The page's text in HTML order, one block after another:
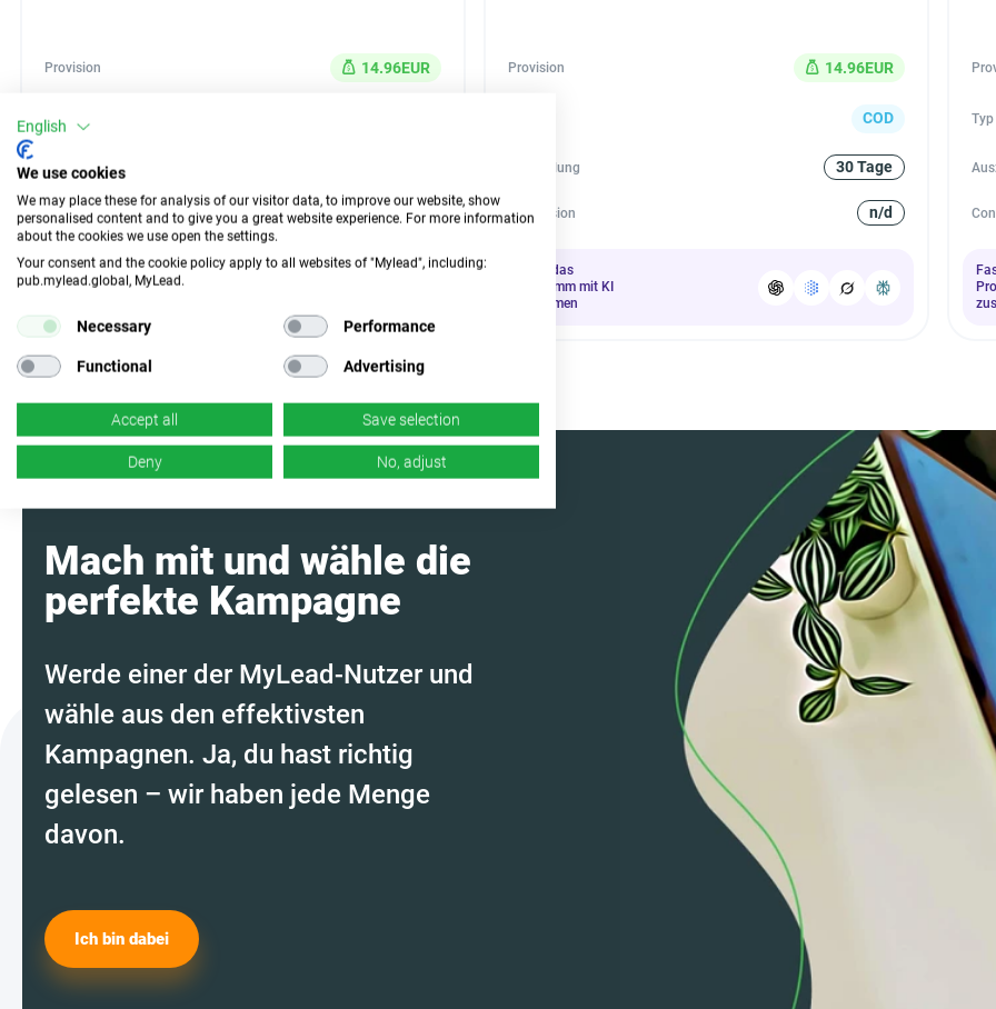
Provision 14.96EUR
Typ
Auszahlung
Conversion n/d
Fasse das
Programm mit KI
Provision 14.96EUR
COD
Auszahlung 30 Tage
Conversion n/d
Fasse das
Programm mit KI
zusammen
Typ
Mach mit und wähle die
perfekte Kampagne
Werde einer der MyLead-Nutzer und
wähle aus den effektivsten
Kampagnen. Ja, du hast richtig
gelesen – wir haben jede Menge
davon.
Ich bin dabei
English
We use cookies
We may place these for analysis of our visitor data, to improve our website, show
personalised content and to give you a great website experience. For more information
about the cookies we use open the settings.
Your consent and the cookie policy apply to all websites of "Mylead", including:
pub.mylead.global, MyLead.
Necessary Performance
Functional Advertising
Accept all Save selection
Deny No, adjust